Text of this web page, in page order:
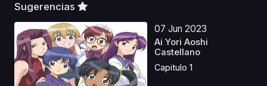
Sugerencias
07 Jun 2023
Ai Yori Aoshi
Castellano
Capitulo 1